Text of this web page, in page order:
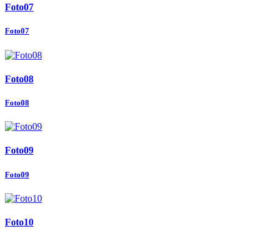
Foto07
Foto07
Foto08
Foto08
Foto09
Foto09
Foto10